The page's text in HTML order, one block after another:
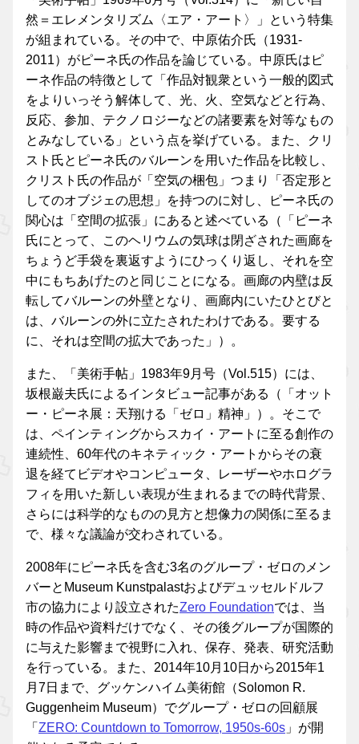
然＝エレメンタリズム〈エア・アート〉」という特集
が組まれている。その中で、中原佑介氏（1931-
2011）がピーネ氏の作品を論じている。中原氏はピ
ーネ作品の特徴として「作品対観衆という一般的図式
をよりいっそう解体して、光、火、空気などと行為、
反応、参加、テクノロジーなどの諸要素を対等なもの
とみなしている」という点を挙げている。また、クリ
スト氏とピーネ氏のバルーンを用いた作品を比較し、
クリスト氏の作品が「空気の梱包」つまり「否定形と
してのオブジェの思想」を持つのに対し、ピーネ氏の
関心は「空間の拡張」にあると述べている（「ピーネ
氏にとって、このヘリウムの気球は閉ざされた画廊を
ちょうど手袋を裏返すようにひっくり返し、それを空
中にもちあげたのと同じことになる。画廊の内壁は反
転してバルーンの外壁となり、画廊内にいたひとびと
は、バルーンの外に立たされたわけである。要する
に、それは空間の拡大であった」）。
また、「美術手帖」1983年9月号（Vol.515）には、
坂根巌夫氏によるインタビュー記事がある（「オット
ー・ピーネ展：天翔ける「ゼロ」精神」）。そこで
は、ペインティングからスカイ・アートに至る創作の
連続性、60年代のキネティック・アートからその衰
退を経てビデオやコンピュータ、レーザーやホログラ
フィを用いた新しい表現が生まれるまでの時代背景、
さらには科学的なものの見方と想像力の関係に至るま
で、様々な議論が交わされている。
2008年にピーネ氏を含む3名のグループ・ゼロのメン
バーとMuseum Kunstpalastおよびデュッセルドルフ
市の協力により設立されたZero Foundationでは、当
時の作品や資料だけでなく、その後グループが国際的
に与えた影響まで視野に入れ、保存、発表、研究活動
を行っている。また、2014年10月10日から2015年1
月7日まで、グッケンハイム美術館（Solomon R.
Guggenheim Museum）でグループ・ゼロの回顧展
「 ZERO: Countdown to Tomorrow, 1950s-60s 」が開